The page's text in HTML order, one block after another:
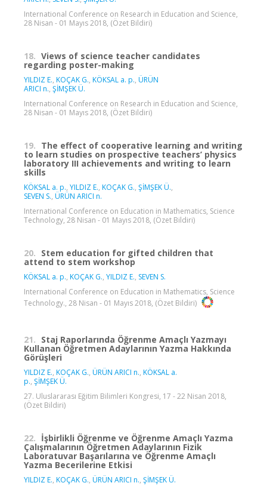
International Conference on Research in Education and Science,
28 Nisan - 01 Mayıs 2018, (Özet Bildiri)
18. Views of science teacher candidates
regarding poster-making
YILDIZ E., KOÇAK G., KÖKSAL a. p., ÜRÜN
ARICI n., ŞİMŞEK Ü.
International Conference on Research in Education and Science,
28 Nisan - 01 Mayıs 2018, (Özet Bildiri)
19. The effect of cooperative learning and writing
to learn studies on prospective teachers’ physics
laboratory III achievements and writing to learn
skills
KÖKSAL a. p., YILDIZ E., KOÇAK G., ŞİMŞEK Ü.,
SEVEN S., ÜRÜN ARICI n.
International Conference on Education in Mathematics, Science
Technology, 28 Nisan - 01 Mayıs 2018, (Özet Bildiri)
20. Stem education for gifted children that
attend to stem workshop
KÖKSAL a. p., KOÇAK G., YILDIZ E., SEVEN S.
International Conference on Education in Mathematics, Science
Technology., 28 Nisan - 01 Mayıs 2018, (Özet Bildiri)
21. Staj Raporlarında Öğrenme Amaçlı Yazmayı
Kullanan Öğretmen Adaylarının Yazma Hakkında
Görüşleri
YILDIZ E., KOÇAK G., ÜRÜN ARICI n., KÖKSAL a.
p., ŞİMŞEK Ü.
27. Uluslararası Eğitim Bilimleri Kongresi, 17 - 22 Nisan 2018,
(Özet Bildiri)
22. İşbirlikli Öğrenme ve Öğrenme Amaçlı Yazma
Çalışmalarının Öğretmen Adaylarının Fizik
Laboratuvar Başarılarına ve Öğrenme Amaçlı
Yazma Becerilerine Etkisi
YILDIZ E., KOÇAK G., ÜRÜN ARICI n., ŞİMŞEK Ü.